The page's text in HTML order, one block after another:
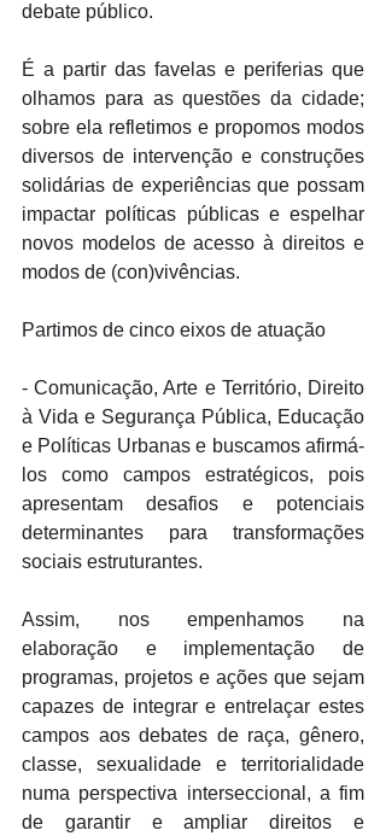
debate público.
É a partir das favelas e periferias que
olhamos para as questões da cidade;
sobre ela refletimos e propomos modos
diversos de intervenção e construções
solidárias de experiências que possam
impactar políticas públicas e espelhar
novos modelos de acesso à direitos e
modos de (con)vivências.
Partimos de cinco eixos de atuação
- Comunicação, Arte e Território, Direito
à Vida e Segurança Pública, Educação
e Políticas Urbanas e buscamos afirmá-
los como campos estratégicos, pois
apresentam desafios e potenciais
determinantes para transformações
sociais estruturantes.
Assim, nos empenhamos na
elaboração e implementação de
programas, projetos e ações que sejam
capazes de integrar e entrelaçar estes
campos aos debates de raça, gênero,
classe, sexualidade e territorialidade
numa perspectiva interseccional, a fim
de garantir e ampliar direitos e